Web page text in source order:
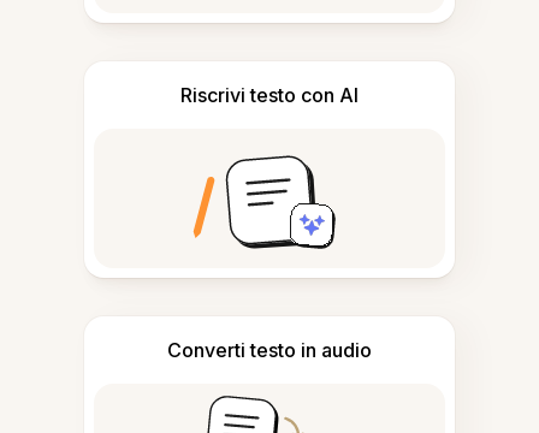
Riscrivi testo con AI
Converti testo in audio